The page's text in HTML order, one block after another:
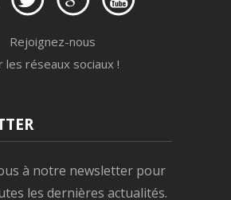
Rejoignez-nous
les réseaux sociaux !
à notre newsletter pour
les dernières actualités.